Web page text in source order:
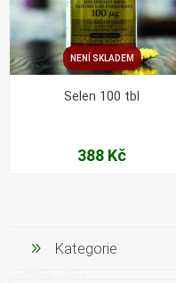
NENÍ SKLADEM
Selen 100 tbl
388 Kč
Kategorie